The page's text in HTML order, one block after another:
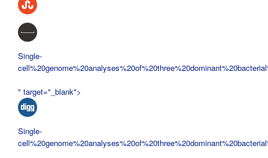
Single-
" target="_blank">
Single-